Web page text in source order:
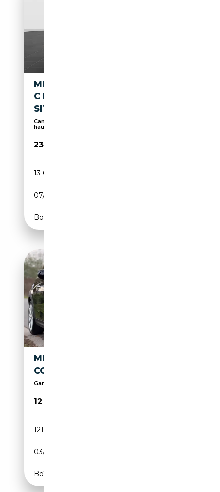
MINI COOPER COUPE COOPER
C ESSENTIAL TRIM HEAD-UP/
SITZHEIZUNG/ DRIV
Caméra d'aide au stationnement, Affichage tête
hau...
23 896€
13 612 km
07/2025
Boîte automatique
MINI COOPER S MINI 2.0
COOPER S
Garantie 12 mois incluse
12 490€
121 282 km
03/2014
Boîte manuelle